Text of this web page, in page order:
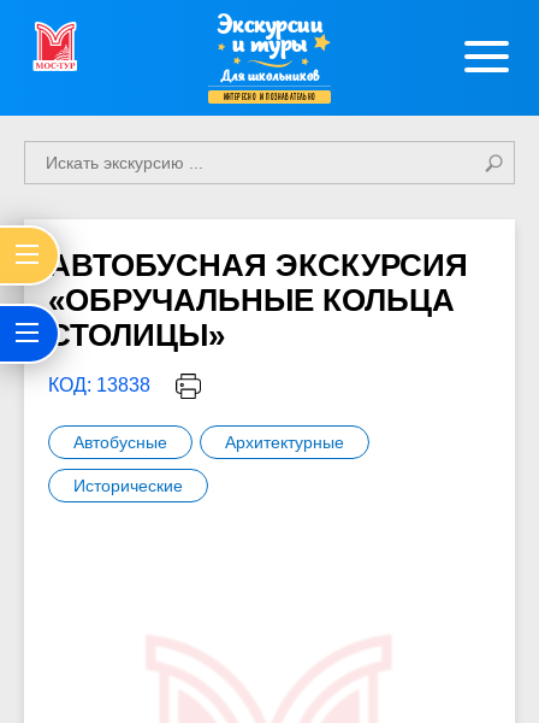
Экскурсии
и туры
Для школьников
интересно и познавательно
АВТОБУСНАЯ ЭКСКУРСИЯ
«ОБРУЧАЛЬНЫЕ КОЛЬЦА
СТОЛИЦЫ»
КОД: 13838
Автобусные Архитектурные
Исторические